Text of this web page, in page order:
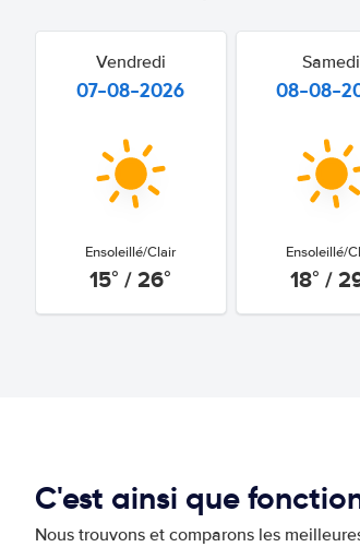
Vendredi
07-08-2026
Ensoleillé/Clair
15° / 26°
Samedi
08-08-
Ensoleillé/
18° /
C'est ainsi que
Nous trouvons et comparons les